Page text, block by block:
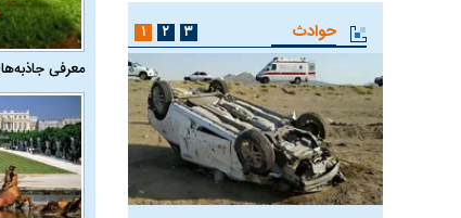
معرفی
حوادث ۱ ۲ ۳